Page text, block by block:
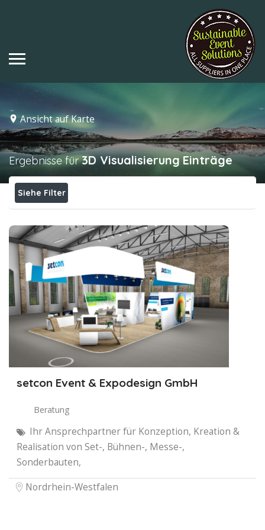
Ansicht auf Karte
Ergebnisse für3D Visualisierung Einträge
Siehe Filter
setcon Event & Expodesign GmbH
Beratung
Ihr Ansprechpartner für Konzeption, Kreation &
Realisation von Set-, Bühnen-, Messe-,
Sonderbauten,
Nordrhein-Westfalen